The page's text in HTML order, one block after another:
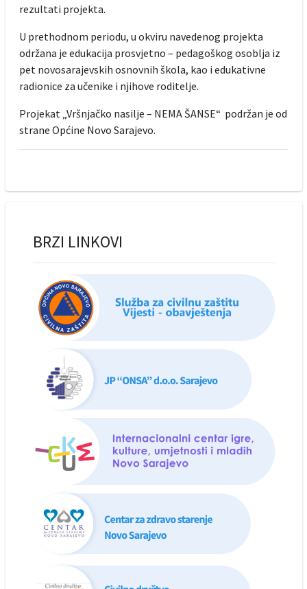
rezultati projekta.
U prethodnom periodu, u okviru navedenog projekta
održana je edukacija prosvjetno – pedagoškog osoblja iz
pet novosarajevskih osnovnih škola, kao i edukativne
radionice za učenike i njihove roditelje.
Projekat „Vršnjačko nasilje – NEMA ŠANSE“ podržan je od
strane Općine Novo Sarajevo.
BRZI LINKOVI